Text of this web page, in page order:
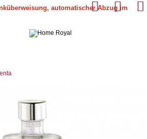
automatischer Abzug im